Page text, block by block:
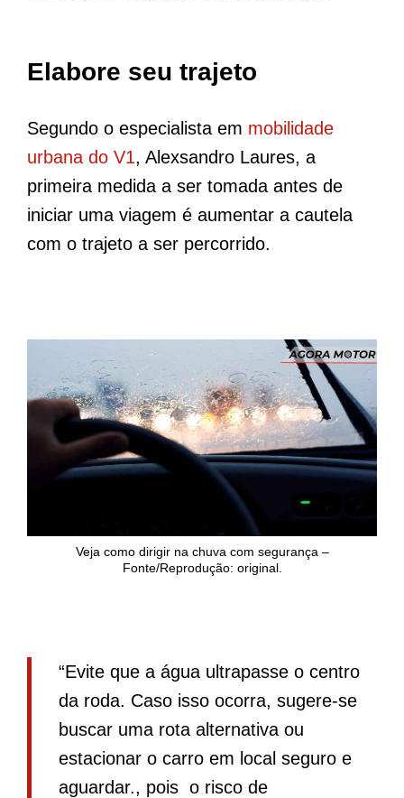
Elabore seu trajeto
Segundo o especialista em mobilidade
urbana do V1, Alexsandro Laures, a
primeira medida a ser tomada antes de
iniciar uma viagem é aumentar a cautela
com o trajeto a ser percorrido.
Veja como dirigir na chuva com segurança –
Fonte/Reprodução: original.
“Evite que a água ultrapasse o centro
da roda. Caso isso ocorra, sugere-se
buscar uma rota alternativa ou
estacionar o carro em local seguro e
aguardar., pois o risco de